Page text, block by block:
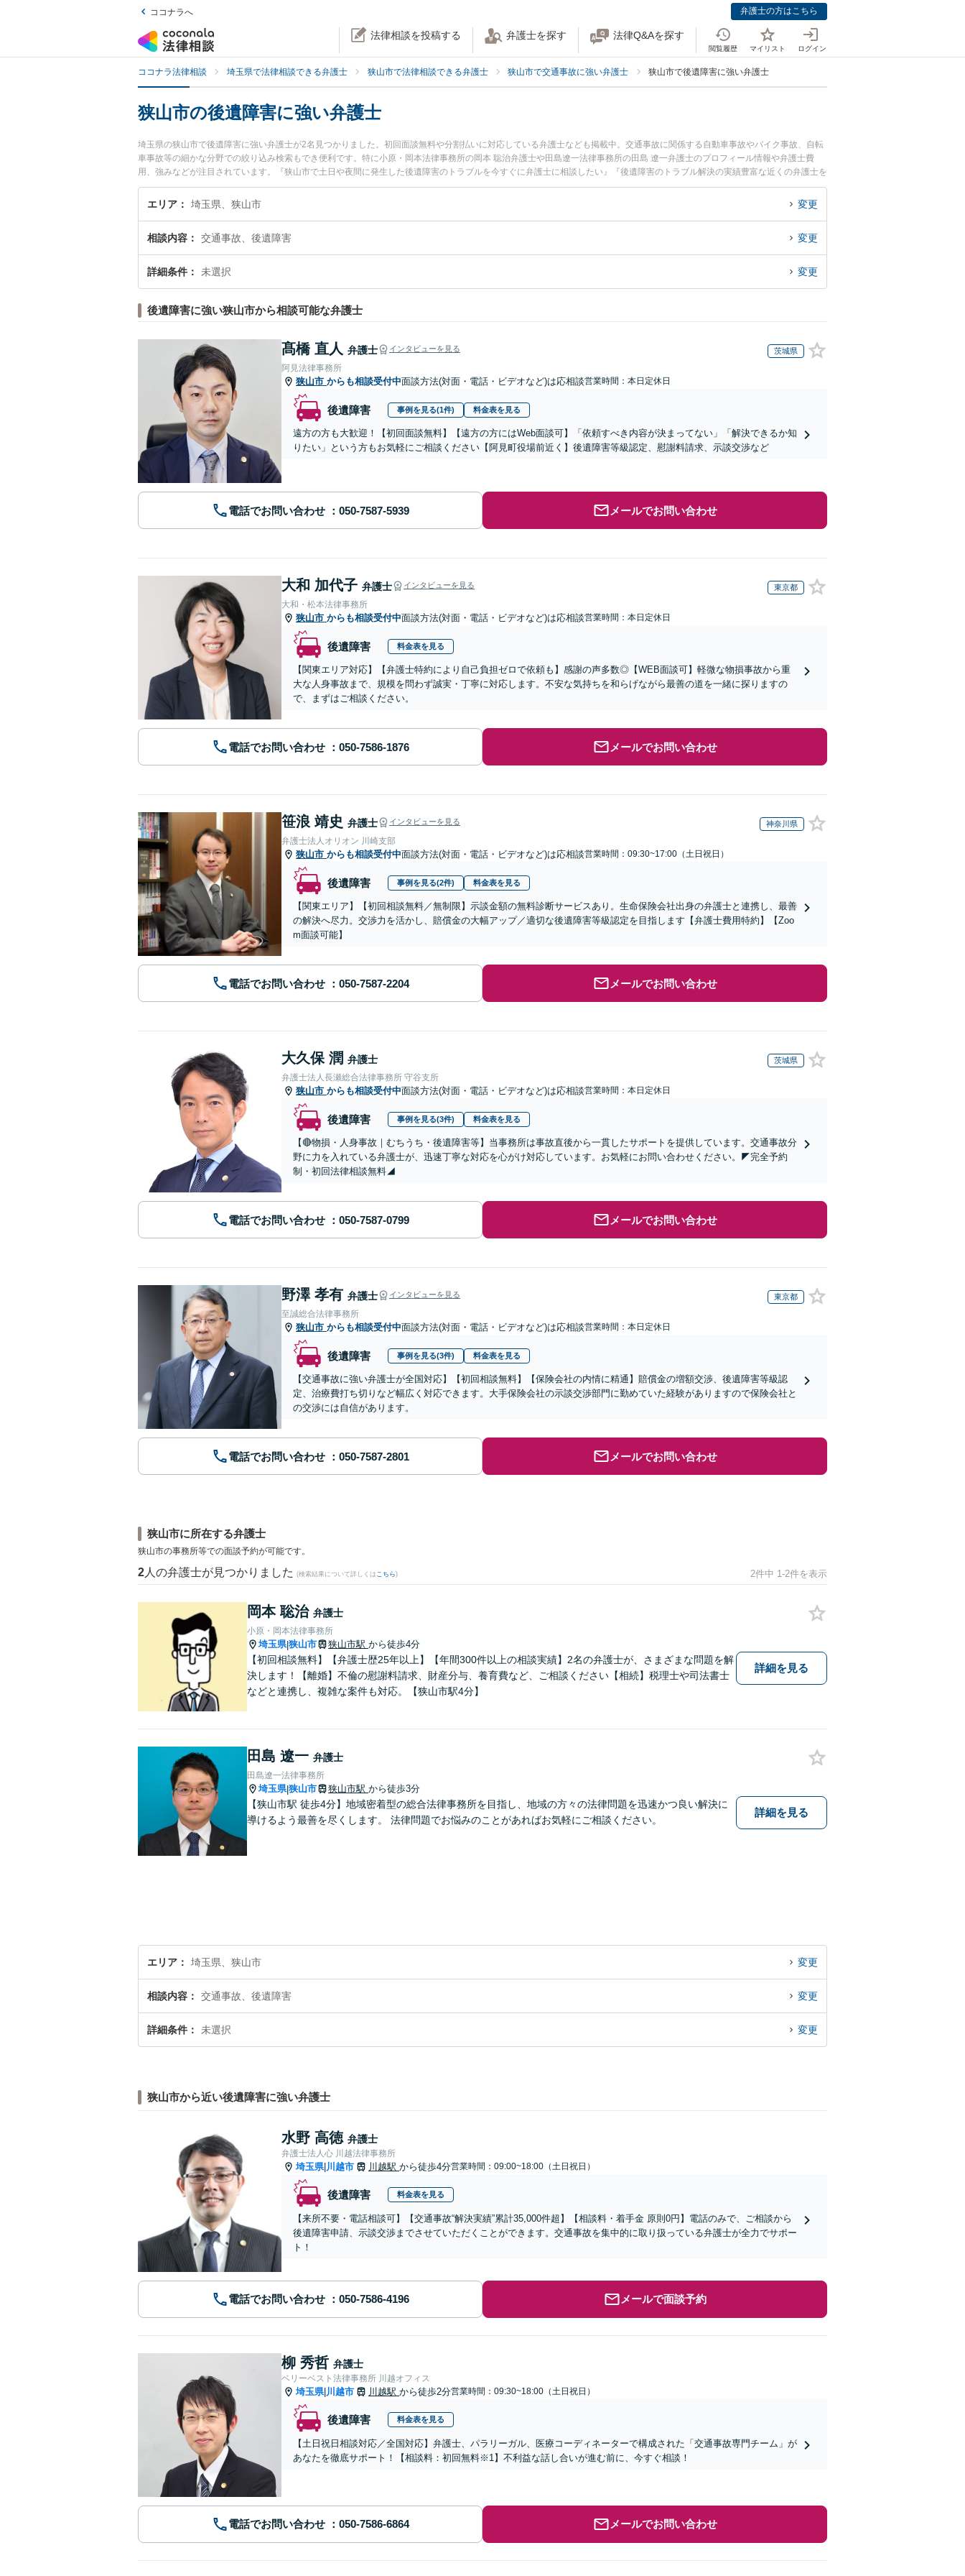
ココナラへ 弁護士の方はこちら
法律相談を投稿する 弁護士を探す 法律Q&Aを探す
閲覧履歴 マイリスト ログイン
ココナラ法律相談 埼玉県で法律相談できる弁護士 狭山市で法律相談できる弁護士 狭山市で交通事故に強い弁護士 狭山市で後遺障害に強い弁護士
狭山市の後遺障害に強い弁護士
埼玉県の狭山市で後遺障害に強い弁護士が2名見つかりました。初回面談無料や分割払いに対応している弁護士なども掲載中。交通事故に関係する自動車事故やバイク事故、自転
車事故等の細かな分野での絞り込み検索もでき便利です。特に小原・岡本法律事務所の岡本 聡治弁護士や田島遼一法律事務所の田島 遼一弁護士のプロフィール情報や弁護士費
用、強みなどが注目されています。『狭山市で土日や夜間に発生した後遺障害のトラブルを今すぐに弁護士に相談したい』『後遺障害のトラブル解決の実績豊富な近くの弁護士を
検索したい』『初回相談無料で後遺障害を法律相談できる狭山市内の弁護士に相談予約したい』などでお困りの相談者さんにおすすめです。
エリア 埼玉県、狭山市 変更
相談内容 交通事故、後遺障害 変更
詳細条件 未選択 変更
後遺障害に強い狭山市から相談可能な弁護士
髙橋 直人 弁護士 インタビューを見る 茨城県
阿見法律事務所
狭山市 からも相談受付中面談方法(対面・電話・ビデオなど)は応相談営業時間：本日定休日
後遺障害 事例を見る(1件) 料金表を見る
遠方の方も大歓迎！【初回面談無料】【遠方の方にはWeb面談可】「依頼すべき内容が決まってない」「解決できるか知
りたい」という方もお気軽にご相談ください【阿見町役場前近く】後遺障害等級認定、慰謝料請求、示談交渉など
電話でお問い合わせ メールでお問い合わせ
大和 加代子 弁護士 インタビューを見る 東京都
大和・松本法律事務所
狭山市 からも相談受付中面談方法(対面・電話・ビデオなど)は応相談営業時間：本日定休日
後遺障害 料金表を見る
【関東エリア対応】【弁護士特約により自己負担ゼロで依頼も】感謝の声多数◎【WEB面談可】軽微な物損事故から重
大な人身事故まで、規模を問わず誠実・丁寧に対応します。不安な気持ちを和らげながら最善の道を一緒に探りますの
で、まずはご相談ください。
電話でお問い合わせ メールでお問い合わせ
笹浪 靖史 弁護士 インタビューを見る 神奈川県
弁護士法人オリオン 川崎支部
狭山市 からも相談受付中面談方法(対面・電話・ビデオなど)は応相談営業時間：09:30~17:00（土日祝日）
後遺障害 事例を見る(2件) 料金表を見る
【関東エリア】【初回相談無料／無制限】示談金額の無料診断サービスあり。生命保険会社出身の弁護士と連携し、最善
の解決へ尽力。交渉力を活かし、賠償金の大幅アップ／適切な後遺障害等級認定を目指します【弁護士費用特約】【Zoo
m面談可能】
電話でお問い合わせ メールでお問い合わせ
大久保 潤 弁護士 茨城県
弁護士法人長瀬総合法律事務所 守谷支所
狭山市 からも相談受付中面談方法(対面・電話・ビデオなど)は応相談営業時間：本日定休日
後遺障害 事例を見る(3件) 料金表を見る
【🔴物損・人身事故｜むちうち・後遺障害等】当事務所は事故直後から一貫したサポートを提供しています。交通事故分
野に力を入れている弁護士が、迅速丁寧な対応を心がけ対応しています。お気軽にお問い合わせください。◤完全予約
制・初回法律相談無料◢
電話でお問い合わせ メールでお問い合わせ
野澤 孝有 弁護士 インタビューを見る 東京都
至誠総合法律事務所
狭山市 からも相談受付中面談方法(対面・電話・ビデオなど)は応相談営業時間：本日定休日
後遺障害 事例を見る(3件) 料金表を見る
【交通事故に強い弁護士が全国対応】【初回相談無料】【保険会社の内情に精通】賠償金の増額交渉、後遺障害等級認
定、治療費打ち切りなど幅広く対応できます。大手保険会社の示談交渉部門に勤めていた経験がありますので保険会社と
の交渉には自信があります。
電話でお問い合わせ メールでお問い合わせ
狭山市に所在する弁護士
狭山市の事務所等での面談予約が可能です。
2 人の弁護士が見つかりました (検索結果について詳しくは こちら) 2件中 1-2件を表示
岡本 聡治 弁護士
小原・岡本法律事務所
埼玉県|狭山市 狭山市駅 から徒歩4分
【初回相談無料】【弁護士歴25年以上】【年間300件以上の相談実績】2名の弁護士が、さまざまな問題を解
決します！【離婚】不倫の慰謝料請求、財産分与、養育費など、ご相談ください【相続】税理士や司法書士
などと連携し、複雑な案件も対応。【狭山市駅4分】
詳細を見る
田島 遼一 弁護士
田島遼一法律事務所
埼玉県|狭山市 狭山市駅 から徒歩3分
【狭山市駅 徒歩4分】地域密着型の総合法律事務所を目指し、地域の方々の法律問題を迅速かつ良い解決に
導けるよう最善を尽くします。 法律問題でお悩みのことがあればお気軽にご相談ください。
詳細を見る
エリア 埼玉県、狭山市 変更
相談内容 交通事故、後遺障害 変更
詳細条件 未選択 変更
狭山市から近い後遺障害に強い弁護士
水野 高徳 弁護士
弁護士法人心 川越法律事務所
埼玉県| 川越市 川越駅 から徒歩4分営業時間：09:00~18:00（土日祝日）
後遺障害 料金表を見る
【来所不要・電話相談可】【交通事故“解決実績”累計35,000件超】【相談料・着手金 原則0円】電話のみで、ご相談から
後遺障害申請、示談交渉までさせていただくことができます。交通事故を集中的に取り扱っている弁護士が全力でサポー
ト！
電話でお問い合わせ メールで面談予約
柳 秀哲 弁護士
ベリーベスト法律事務所 川越オフィス
埼玉県| 川越市 川越駅 から徒歩2分営業時間：09:30~18:00（土日祝日）
後遺障害 料金表を見る
【土日祝日相談対応／全国対応】弁護士、パラリーガル、医療コーディネーターで構成された「交通事故専門チーム」が
あなたを徹底サポート！【相談料：初回無料※1】不利益な話し合いが進む前に、今すぐ相談！
電話でお問い合わせ メールでお問い合わせ